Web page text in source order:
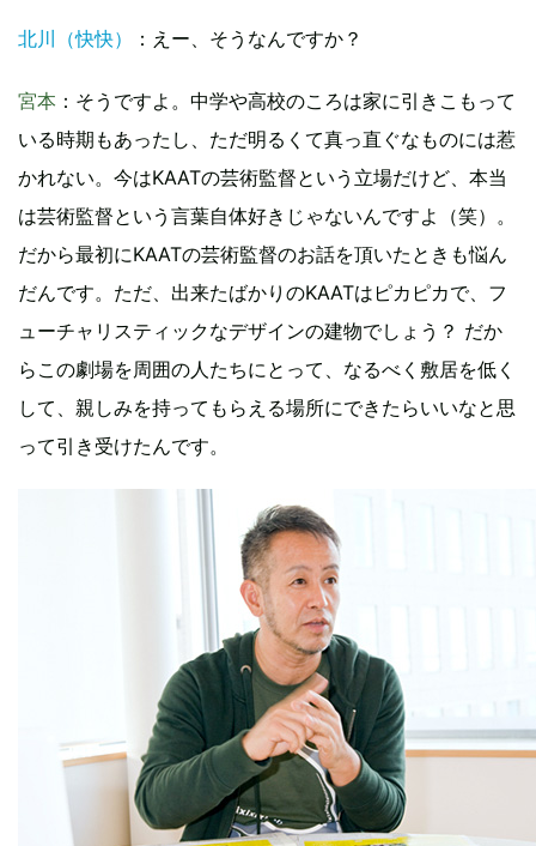
北川（快快） ：えー、そうなんですか？
宮本 ：そうですよ。中学や高校のころは家に引きこもって
いる時期もあったし、ただ明るくて真っ直ぐなものには惹
かれない。今はKAATの芸術監督という立場だけど、本当
は芸術監督という言葉自体好きじゃないんですよ（笑）。
だから最初にKAATの芸術監督のお話を頂いたときも悩ん
だんです。ただ、出来たばかりのKAATはピカピカで、フ
ューチャリスティックなデザインの建物でしょう？ だか
らこの劇場を周囲の人たちにとって、なるべく敷居を低く
して、親しみを持ってもらえる場所にできたらいいなと思
って引き受けたんです。